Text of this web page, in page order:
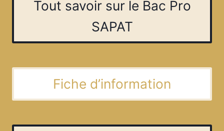
Tout savoir sur le Bac Pro
SAPAT
Fiche d’information